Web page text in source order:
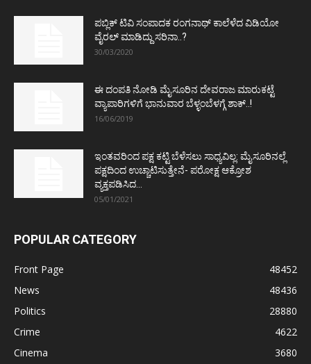
ಪಬ್ಲಿಕ್ ಟಿವಿ ಸಂಪಾದಕ ರಂಗನಾಥ್ ಕಾಲೆಳೆದ ವಿಡಿಯೋ
ವೈರಲ್ ಮಾಡಿದ್ದು ಸರಿನಾ..?
30/03/2020
ಈ ದಂಪತಿ ನೋಡಿ ಮೈಸೂರಿನ ದೇವರಾಜ ಮಾರುಕಟ್ಟೆ
ವ್ಯಾಪಾರಿಗಳಿಗೆ ಭಾನುವಾರ ಬೆಳ್ಳಂಬೆಳಗ್ಗೆ ಶಾಕ್..!
16/06/2019
ಇಂತವರಿಂದ ಪಕ್ಷ ಕಟ್ಟಿ ಬೆಳೆಸಲು ಸಾಧ್ಯವಿಲ್ಲ: ಮೈಸೂರಿನಲ್ಲೆ
ಪಕ್ಷದಿಂದ ಉಚ್ಚಾಟಿಸುತ್ತೇನೆ- ಪರೋಕ್ಷ ಆಕ್ರೋಶ
ವ್ಯಕ್ತಪಡಿಸಿದ...
05/01/2021
POPULAR CATEGORY
Front Page
48452
News
48436
Politics
28880
Crime
4622
Cinema
3680